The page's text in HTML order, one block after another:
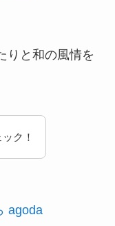
りと和の風情を
ク！
agoda